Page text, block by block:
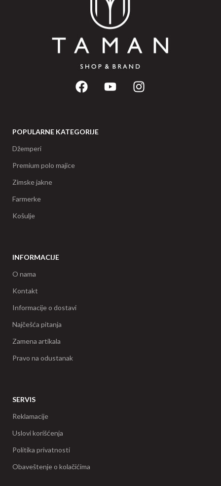
POPULARNE KATEGORIJE
Džemperi
Premium polo majice
Zimske jakne
Farmerke
Košulje
INFORMACIJE
O nama
Kontakt
Informacije o dostavi
Najčešća pitanja
Zamena artikala
Pravo na odustanak
SERVIS
Reklamacije
Uslovi korišćenja
Politika privatnosti
Obaveštenje o kolačićima